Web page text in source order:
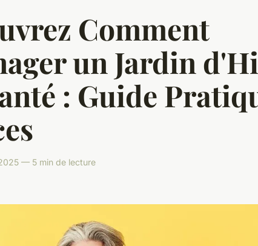
Comment
un Jardin
: Guide
— 5 min de lecture